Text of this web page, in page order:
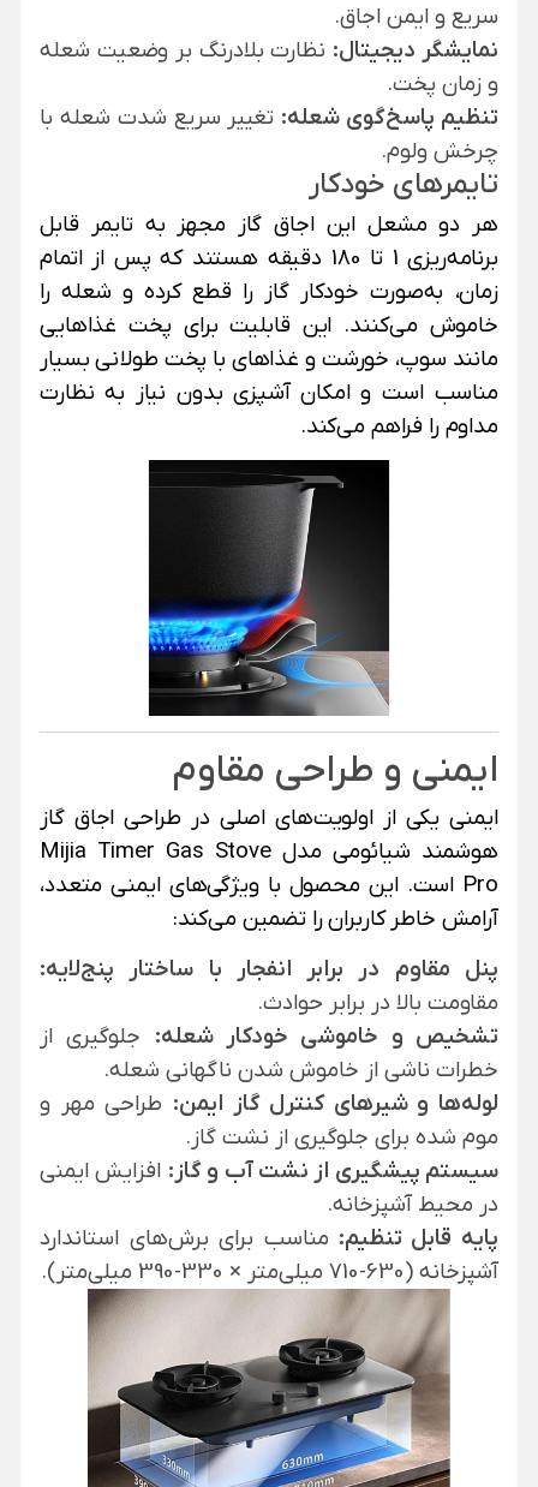
سریع و ایمن اجاق.
نمایشگر دیجیتال: نظارت بلادرنگ بر وضعیت شعله
و زمان پخت.
تنظیم پاسخ‌گوی شعله: تغییر سریع شدت شعله با
چرخش ولوم.
تایمرهای خودکار
هر دو مشعل این اجاق گاز مجهز به تایمر قابل
برنامه‌ریزی 1 تا 180 دقیقه هستند که پس از اتمام
زمان، به‌صورت خودکار گاز را قطع کرده و شعله را
خاموش می‌کنند. این قابلیت برای پخت غذاهایی
مانند سوپ، خورشت و غذاهای با پخت طولانی بسیار
مناسب است و امکان آشپزی بدون نیاز به نظارت
مداوم را فراهم می‌کند.
ایمنی و طراحی مقاوم
ایمنی یکی از اولویت‌های اصلی در طراحی اجاق گاز
هوشمند شیائومی مدل Mijia Timer Gas Stove
Pro است. این محصول با ویژگی‌های ایمنی متعدد،
آرامش خاطر کاربران را تضمین می‌کند:
پنل مقاوم در برابر انفجار با ساختار پنج‌لایه:
مقاومت بالا در برابر حوادث.
تشخیص و خاموشی خودکار شعله: جلوگیری از
خطرات ناشی از خاموش شدن ناگهانی شعله.
لوله‌ها و شیرهای کنترل گاز ایمن: طراحی مهر و
موم شده برای جلوگیری از نشت گاز.
سیستم پیشگیری از نشت آب و گاز: افزایش ایمنی
در محیط آشپزخانه.
پایه قابل تنظیم: مناسب برای برش‌های استاندارد
آشپزخانه (630-710 میلی‌متر × 330-390 میلی‌متر).